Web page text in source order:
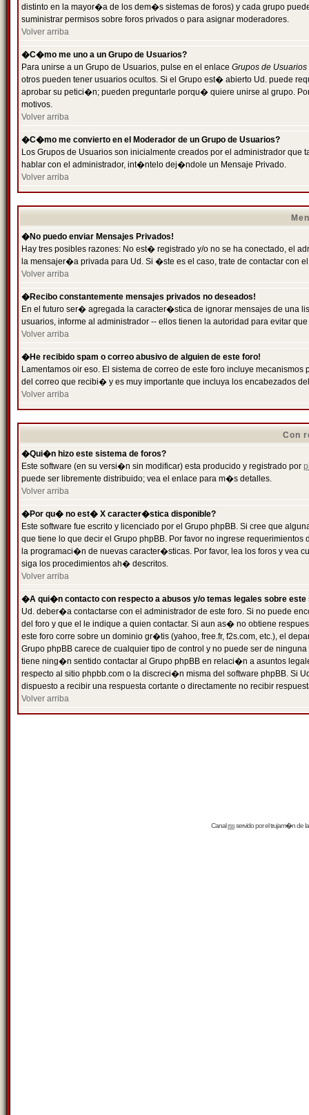
distinto en la mayor�a de los dem�s sistemas de foros) y cada grupo
suministrar permisos sobre foros privados o para asignar moderadores.
Volver arriba
�C�mo me uno a un Grupo de Usuarios?
Para unirse a un Grupo de Usuarios, pulse en el enlace Grupos de Usuarios
otros pueden tener usuarios ocultos. Si el Grupo est� abierto Ud. puede
aprobar su petici�n; pueden preguntarle porqu� quiere unirse al grupo.
motivos.
Volver arriba
�C�mo me convierto en el Moderador de un Grupo de Usuarios?
Los Grupos de Usuarios son inicialmente creados por el administrador
hablar con el administrador, int�ntelo dej�ndole un Mensaje Privado.
Volver arriba
�No puedo enviar Mensajes Privados!
Hay tres posibles razones: No est� registrado y/o no se ha conectado, el
la mensajer�a privada para Ud. Si �ste es el caso, trate de contactar con
Volver arriba
�Recibo constantemente mensajes privados no deseados!
En el futuro ser� agregada la caracter�stica de ignorar mensajes de una
usuarios, informe al administrador -- ellos tienen la autoridad para evitar
Volver arriba
�He recibido spam o correo abusivo de alguien de este foro!
Lamentamos oir eso. El sistema de correo de este foro incluye
del correo que recibi� y es muy importante que incluya los encabezados
Volver arriba
Con
�Qui�n hizo este sistema de foros?
Este software (en su versi�n sin modificar) esta producido y registrado por
puede ser libremente distribuido; vea el enlace para m�s detalles.
Volver arriba
�Por qu� no est� X caracter�stica disponible?
Este software fue escrito y licenciado por el Grupo phpBB. Si cree que
que tiene lo que decir el Grupo phpBB. Por favor no ingrese
la programaci�n de nuevas caracter�sticas. Por favor, lea los foros y vea
siga los procedimientos ah� descritos.
Volver arriba
�A qui�n contacto con respecto a abusos y/o temas legales sobre este
Ud. deber�a contactarse con el administrador de este foro. Si no puede
del foro y que el le indique a quien contactar. Si aun as� no obtiene
este foro corre sobre un dominio gr�tis (yahoo, free.fr, f2s.com, etc.), el
Grupo phpBB carece de cualquier tipo de control y no puede ser de
tiene ning�n sentido contactar al Grupo phpBB en relaci�n a asuntos
respecto al sitio phpbb.com o la discreci�n misma del software phpBB. Si
dispuesto a recibir una respuesta cortante o directamente no recibir
Volver arriba
Canalrssservido por eltrujam�nde